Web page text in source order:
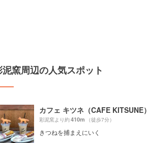
泥窯周辺の人気スポット
カフェ キツネ（CAFE KITSUNE）
彩泥窯より約410m （徒歩7分）
きつねを捕まえにいく